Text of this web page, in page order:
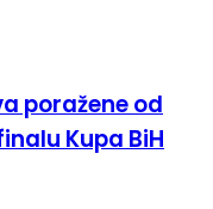
poražene od
Kupa BiH